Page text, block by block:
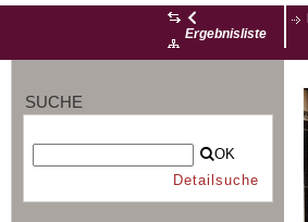
Ergebnisliste
SUCHE
OK
Detailsuche